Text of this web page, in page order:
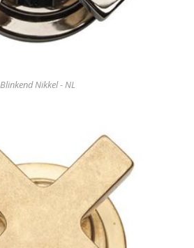
Blinkend Nikkel - NL